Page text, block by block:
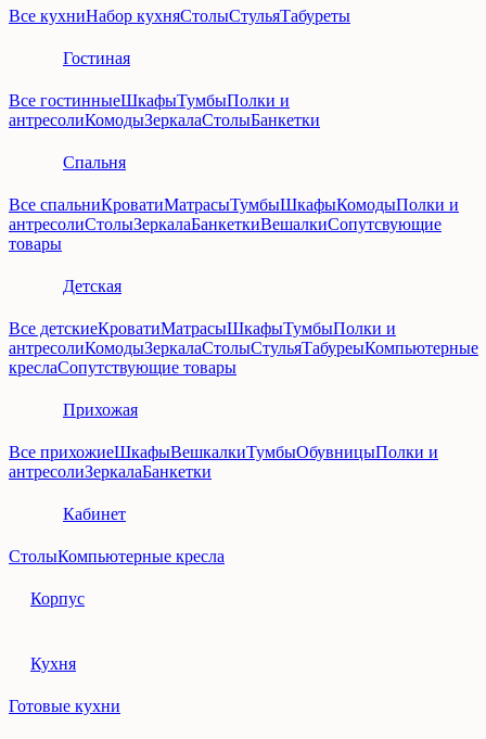
Все кухниНабор кухняСтолыСтульяТабуреты
Гостиная
Все гостинныеШкафыТумбыПолки и
антресолиКомодыЗеркалаСтолыБанкетки
Спальня
Все спальниКроватиМатрасыТумбыШкафыКомодыПолки и
антресолиСтолыЗеркалаБанкеткиВешалкиСопутсвующие
товары
Детская
Все детскиеКроватиМатрасыШкафыТумбыПолки и
антресолиКомодыЗеркалаСтолыСтульяТабуреыКомпьютерные
креслаСопутствующие товары
Прихожая
Все прихожиеШкафыВешкалкиТумбыОбувницыПолки и
антресолиЗеркалаБанкетки
Кабинет
СтолыКомпьютерные кресла
Корпус
Кухня
Готовые кухни